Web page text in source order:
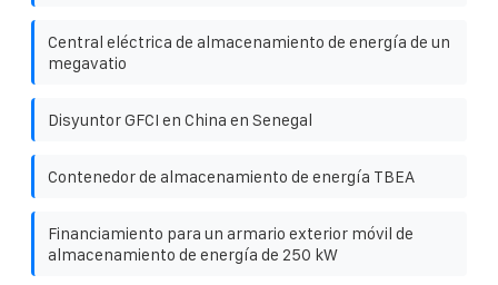
Central eléctrica de almacenamiento de energía de un
megavatio
Disyuntor GFCI en China en Senegal
Contenedor de almacenamiento de energía TBEA
Financiamiento para un armario exterior móvil de
almacenamiento de energía de 250 kW